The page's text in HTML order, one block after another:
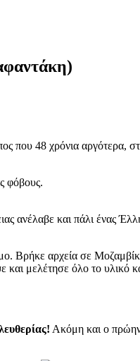
που 48 χρόνια αργότερα,
φόβους.
ανέλαβε και πάλι ένας
Βρήκε αρχεία σε
και μελέτησε όλο το υλικό
Ακόμη και ο